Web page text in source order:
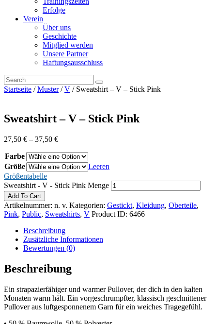
Erfolge
Verein
Über uns
Geschichte
Mitglied werden
Unsere Partner
Haftungsausschluss
Startseite /Muster/V / Sweatshirt – V – Stick Pink
Sweatshirt – V – Stick Pink
27,50 € – 37,50 €
Farbe
Größe
Leeren
Größentabelle
Sweatshirt - V - Stick Pink Menge
Add To Cart
Artikelnummer: n. v. Kategorien: Gestickt, Kleidung, Oberteile,
Pink, Public, Sweatshirts, V Product ID: 6466
Beschreibung
Zusätzliche Informationen
Bewertungen (0)
Beschreibung
Ein strapazierfähiger und warmer Pullover, der dich in den kalten
Monaten warm hält. Ein vorgeschrumpfter, klassisch geschnittener
Pullover aus luftgesponnenem Garn für ein weiches Tragegefühl.